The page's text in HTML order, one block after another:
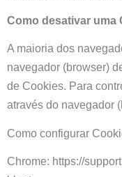
Como desativar uma
A maioria dos
navegador (browser)
de Cookies. Para
através do navegador
Como configurar
Chrome: https://